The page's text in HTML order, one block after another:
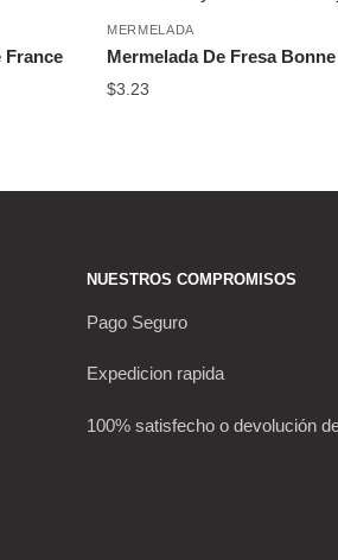
France
MERMELADA
Mermelada De Fresa
$3.23
NUESTROS COMPROMISOS
Pago Seguro
Expedicion rapida
100% satisfecho o devolución